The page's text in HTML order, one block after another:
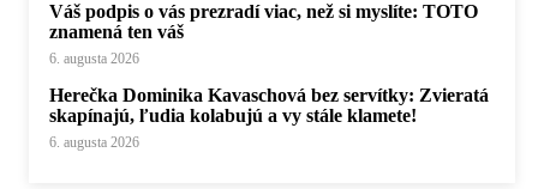
Váš podpis o vás prezradí viac, než si myslíte: TOTO
znamená ten váš
6. augusta 2026
Herečka Dominika Kavaschová bez servítky: Zvieratá
skapínajú, ľudia kolabujú a vy stále klamete!
6. augusta 2026